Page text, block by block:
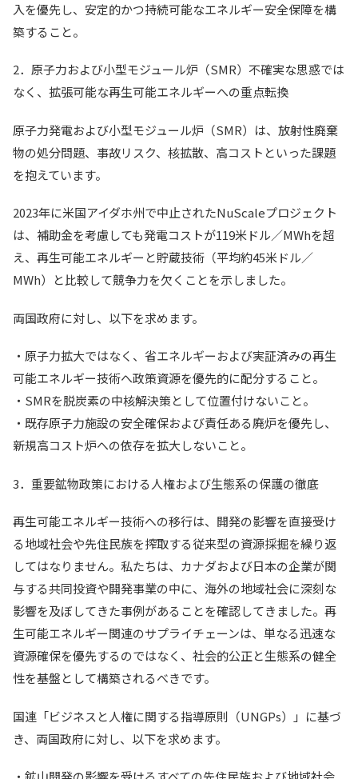
入を優先し、安定的かつ持続可能なエネルギー安全保障を構
築すること。
2．原子力および小型モジュール炉（SMR）不確実な思惑では
なく、拡張可能な再生可能エネルギーへの重点転換
原子力発電および小型モジュール炉（SMR）は、放射性廃棄
物の処分問題、事故リスク、核拡散、高コストといった課題
を抱えています。
2023年に米国アイダホ州で中止されたNuScaleプロジェクト
は、補助金を考慮しても発電コストが119米ドル／MWhを超
え、再生可能エネルギーと貯蔵技術（平均約45米ドル／
MWh）と比較して競争力を欠くことを示しました。
両国政府に対し、以下を求めます。
・原子力拡大ではなく、省エネルギーおよび実証済みの再生
可能エネルギー技術へ政策資源を優先的に配分すること。
・SMRを脱炭素の中核解決策として位置付けないこと。
・既存原子力施設の安全確保および責任ある廃炉を優先し、
新規高コスト炉への依存を拡大しないこと。
3．重要鉱物政策における人権および生態系の保護の徹底
再生可能エネルギー技術への移行は、開発の影響を直接受け
る地域社会や先住民族を搾取する従来型の資源採掘を繰り返
してはなりません。私たちは、カナダおよび日本の企業が関
与する共同投資や開発事業の中に、海外の地域社会に深刻な
影響を及ぼしてきた事例があることを確認してきました。再
生可能エネルギー関連のサプライチェーンは、単なる迅速な
資源確保を優先するのではなく、社会的公正と生態系の健全
性を基盤として構築されるべきです。
国連「ビジネスと人権に関する指導原則（UNGPs）」に基づ
き、両国政府に対し、以下を求めます。